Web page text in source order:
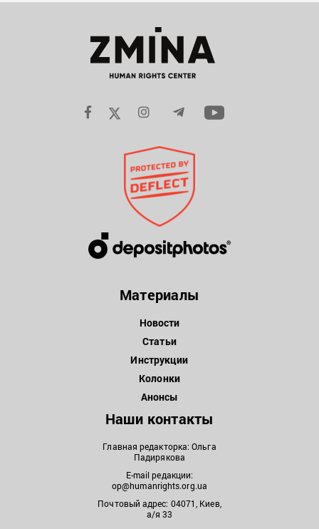
Материалы
Новости
Статьи
Инструкции
Колонки
Анонсы
Наши контакты
Главная редакторка: Ольга
Падирякова
E-mail редакции:
op@humanrights.org.ua
Почтовый адрес: 04071, Киев,
а/я 33